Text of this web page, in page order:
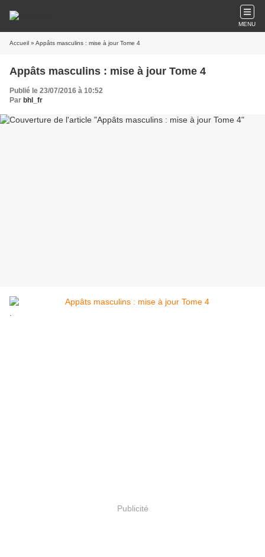
MENU
Accueil » Appâts masculins : mise à jour Tome 4
Appâts masculins : mise à jour Tome 4
Publié le 23/07/2016 à 10:52
Par bhl_fr
Publicité